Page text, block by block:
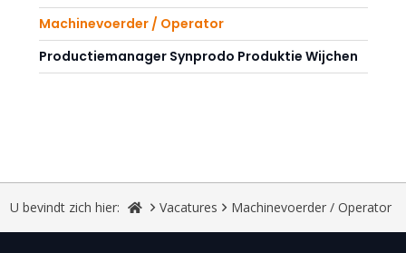
Machinevoerder / Operator
Productiemanager Synprodo Produktie Wijchen
U bevindt zich hier: Vacatures Machinevoerder / Operator